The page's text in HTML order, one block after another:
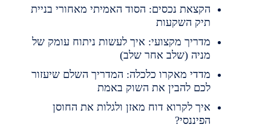
הקצאת נכסים: הסוד האמיתי מאחורי בניית
תיק השקעות
מדריך מקצועי: איך לעשות ניתוח עומק של
מניה (שלב אחר שלב)
מדדי מאקרו כלכלה: המדריך השלם שיעזור
לכם להבין את השוק באמת
איך לקרוא דוח מאזן ולגלות את החוסן
הפיננסי?